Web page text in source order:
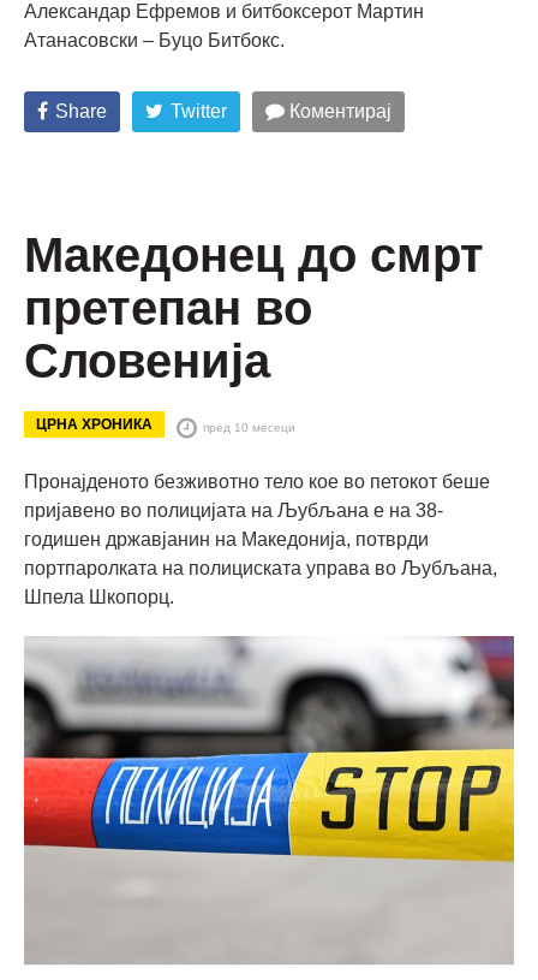
Александар Ефремов и битбоксерот Мартин
Атанасовски – Буцо Битбокс.
Share Twitter Коментирај
Македонец до смрт
претепан во
Словенија
ЦРНА ХРОНИКА пред 10 месеци
Пронајденото безживотно тело кое во петокот беше
пријавено во полицијата на Љубљана е на 38-
годишен државјанин на Македонија, потврди
портпаролката на полициската управа во Љубљана,
Шпела Шкопорц.